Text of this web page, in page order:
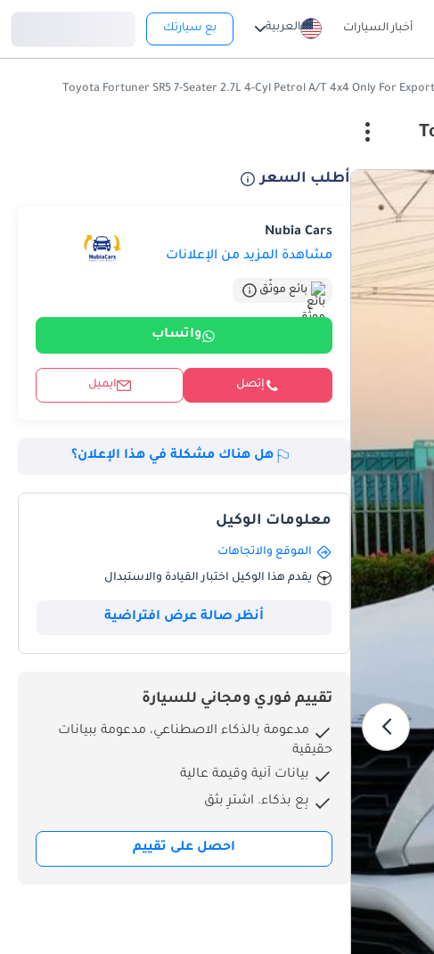
أخبار السيارات العربية بع سيارتك
أطلب السعر
Nubia Cars
مشاهدة المزيد من الإعلانات
بائع موثّق
واتساب
إتصل ايميل
هل هناك مشكلة في هذا الإعلان؟
معلومات الوكيل
الموقع والاتجاهات
يقدم هذا الوكيل اختبار القيادة والاستبدال
أنظر صالة عرض افتراضية
تقييم فوري ومجاني للسيارة
مدعومة بالذكاء الاصطناعي، مدعومة ببيانات
حقيقية
بيانات آنية وقيمة عالية
بِع بذكاء. اشترِ بثق
احصل على تقييم